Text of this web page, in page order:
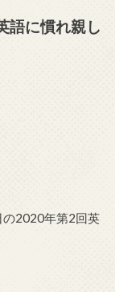
語に慣れ親し
2020年第2回英